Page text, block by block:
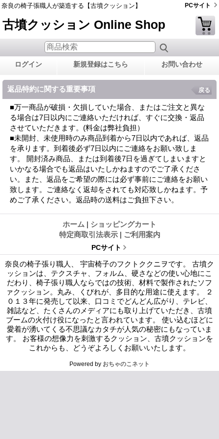
奈良の椅子張職人が築造する【古墳クッション】 PCサイト
古墳クッション Online Shop
ログイン 新規登録はこちら お問い合わせ
返品特約に関する重要事項 戻る
■万一商品が破損・欠損していた場合、またはご注文と異な
る場合は7日以内にご連絡いただければ、すぐに交換・返品
させていただきます。(料金は弊社負担）
■未開封、未使用時のみ商品到着から7日以内であれば、返品
を承ります。到着後必ず7日以内にご連絡をお願い致しま
す。 開封済み商品、または到着後7日を過ぎてしまいますと
いかなる場合でも返品はいたしかねますのでご了承くださ
い。また、返品をご希望の際には必ず事前にご連絡をお願い
致します。ご連絡なく返却をされても対応致しかねます。予
めご了承ください。返品時の送料はご負担下さい。
ホーム | ショッピングカート
特定商取引法表示 | ご利用案内
PCサイト
奈良の椅子張り職人、 宇宙椅子のフクトククニヲです。 古墳ク
ッションは、テクスチャ、フォルム、硬さなどの使い心地にこ
だわり、椅子張り職人ならではの技術、材料で製作されたソフ
ァクッション。丸み、くびれが、多目的な用途に使えます。 ２
０１３年に発売して以来、口コミでどんどん広がり、テレビ、
雑誌など、たくさんのメディアにも取り上げていただき、古墳
ブームの火付け役になったと言われています。 使い込むほどに
愛着が湧いてくる不思議なカタチが人気の秘密にもなっていま
す。 お客様の想像力を刺激するクッション、古墳クッションを
これからも、どうぞよろしくお願いいたします。
Powered by おちゃのこネット